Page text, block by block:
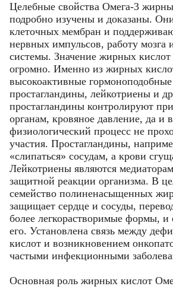
Целебные свойства Омега-3
подробно изучены и доказаны.
клеточных мембран и
нервных импульсов, работу мозга
системы. Значение жирных кислот
огромно. Именно из жирных
высокоактивные
простагландины, лейкотриены и
простагландины контролируют
органам, кровяное давление, да и
физиологический процесс не
участия. Простагландины,
«слипаться» сосудам, а крови
Лейкотриены являются
защитной реакции организма. В
семейство полиненасыщенных
защищает сердце и сосуды,
более легкорастворимые формы, и
его. Установлена связь между
кислот и возникновением
частыми инфекционными
Основная роль жирных кислот
пользовательского соглашения
конфиденциальности.
КУПИТЬ
ОТМЕНИТЬ
СОХРАНИТЬ
ОТМЕНИТЬ
пользовательского соглашения
конфиденциальности.
КУПИТЬ
ОТМЕНИТЬ
пользовательского соглашения
конфиденциальности.
КУПИТЬ
ОТМЕНИТЬ